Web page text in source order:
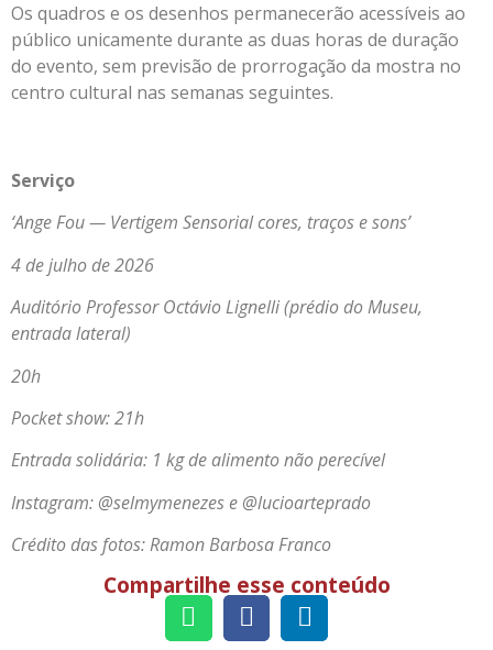
Os quadros e os desenhos permanecerão acessíveis ao
público unicamente durante as duas horas de duração
do evento, sem previsão de prorrogação da mostra no
centro cultural nas semanas seguintes.
Serviço
‘Ange Fou — Vertigem Sensorial cores, traços e sons’
4 de julho de 2026
Auditório Professor Octávio Lignelli (prédio do Museu,
entrada lateral)
20h
Pocket show: 21h
Entrada solidária: 1 kg de alimento não perecível
Instagram: @selmymenezes e @lucioarteprado
Crédito das fotos: Ramon Barbosa Franco
Compartilhe esse conteúdo